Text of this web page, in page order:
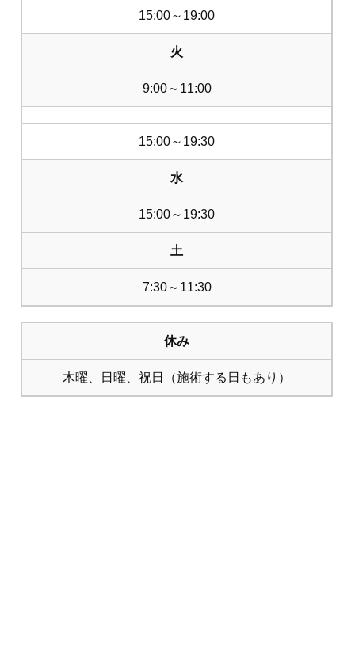
15:00～19:00
火
9:00～11:00
15:00～19:30
水
15:00～19:30
土
7:30～11:30
休み
木曜、日曜、祝日（施術する日もあり）